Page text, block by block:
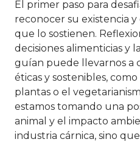
El primer paso para
reconocer su existencia
que lo sostienen.
decisiones alimenticias y
guían puede llevarnos a
éticas y sostenibles,
plantas o el
estamos tomando una
animal y el impacto
industria cárnica, sino